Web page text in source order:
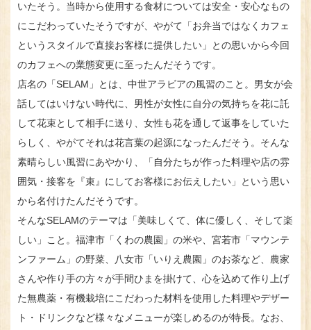
いたそう。当時から使用する食材については安全・安心なもの
にこだわっていたそうですが、やがて「お弁当ではなくカフェ
というスタイルで直接お客様に提供したい」との思いから今回
のカフェへの業態変更に至ったんだそうです。
店名の「SELAM」とは、中世アラビアの風習のこと。男女が会
話してはいけない時代に、男性が女性に自分の気持ちを花に託
して花束として相手に送り、女性も花を通して返事をしていた
らしく、やがてそれは花言葉の起源になったんだそう。そんな
素晴らしい風習にあやかり、「自分たちが作った料理や店の雰
囲気・接客を『束』にしてお客様にお伝えしたい」という思い
から名付けたんだそうです。
そんなSELAMのテーマは「美味しくて、体に優しく、そして楽
しい」こと。福津市「くわの農園」の米や、宮若市「マウンテ
ンファーム」の野菜、八女市「いりえ農園」のお茶など、農家
さんや作り手の方々が手間ひまを掛けて、心を込めて作り上げ
た無農薬・有機栽培にこだわった材料を使用した料理やデザー
ト・ドリンクなど様々なメニューが楽しめるのが特長。なお、